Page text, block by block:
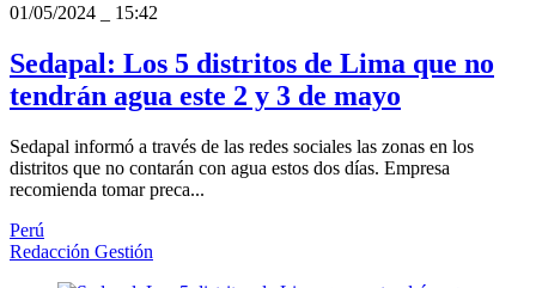
01/05/2024
15:42
Sedapal: Los 5 distritos de Lima que no
tendrán agua este 2 y 3 de mayo
Sedapal informó a través de las redes sociales las zonas en los
distritos que no contarán con agua estos dos días. Empresa
recomienda tomar preca...
Perú
Redacción Gestión